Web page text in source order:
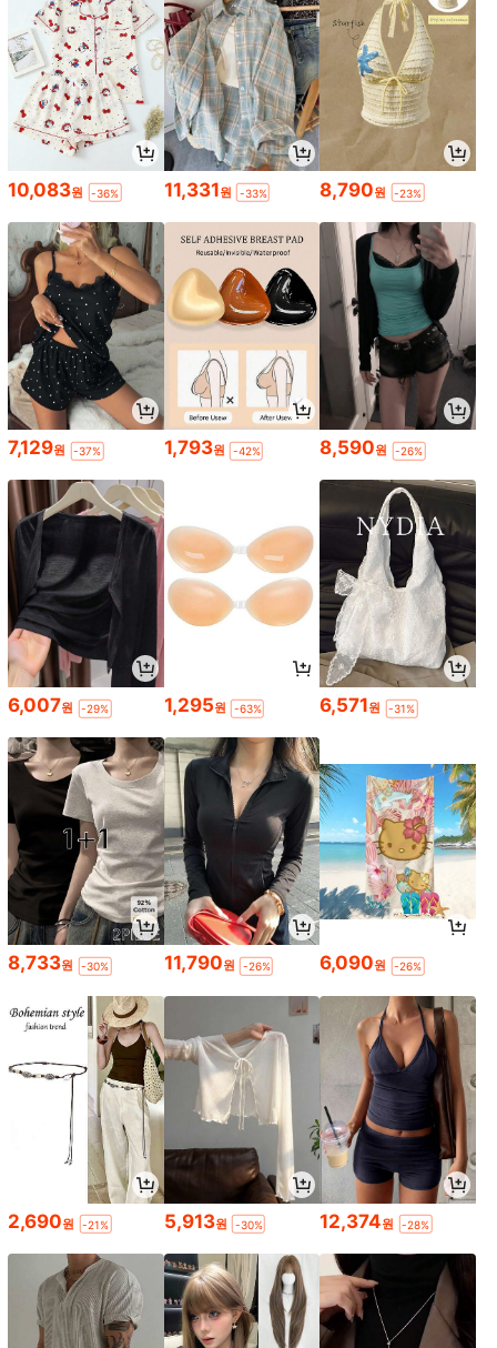
10,083원 -36% 11,331원 -33% 8,790원 -23%
7,129원 -37% 1,793원 -42% 8,590원 -26%
6,007원 -29% 1,295원 -63% 6,571원 -31%
8,733원 -30% 11,790원 -26% 6,090원 -26%
2,690원 -21% 5,913원 -30% 12,374원 -28%